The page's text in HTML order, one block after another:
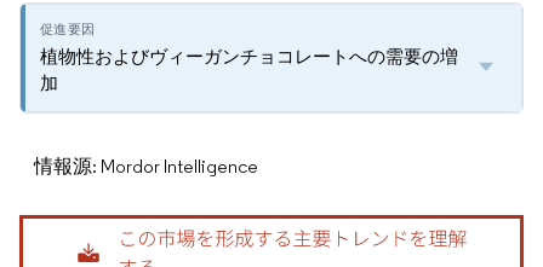
植物性およびヴィーガンチョコレートへの需要の増
加
情報源: Mordor Intelligence